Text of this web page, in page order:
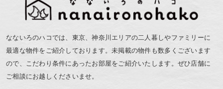
なないろのハコでは、東京、神奈川エリアの二人暮しやファミリーに
最適な物件をご紹介しております。未掲載の物件も数多くございます
ので、こだわり条件にあったお部屋をご紹介いたします。ぜひ店舗に
ご相談にお越しくださいませ。